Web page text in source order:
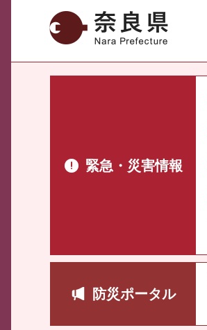
奈良県
緊急・災害情報
防災ポータル